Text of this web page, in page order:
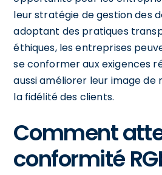
leur stratégie de gestion des
adoptant des pratiques
éthiques, les entreprises
se conformer aux exigences
aussi améliorer leur image
la fidélité des clients.
Comment
conformité